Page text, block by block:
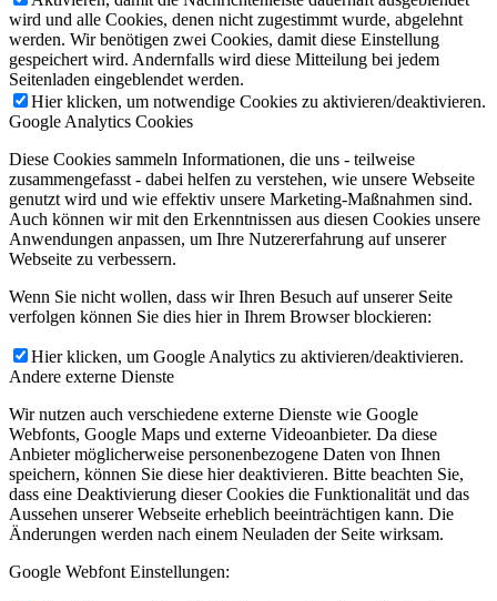
wird und alle Cookies, denen nicht zugestimmt wurde, abgelehnt
werden. Wir benötigen zwei Cookies, damit diese Einstellung
gespeichert wird. Andernfalls wird diese Mitteilung bei jedem
Seitenladen eingeblendet werden.
Hier klicken, um notwendige Cookies zu aktivieren/deaktivieren.
Google Analytics Cookies
Diese Cookies sammeln Informationen, die uns - teilweise
zusammengefasst - dabei helfen zu verstehen, wie unsere Webseite
genutzt wird und wie effektiv unsere Marketing-Maßnahmen sind.
Auch können wir mit den Erkenntnissen aus diesen Cookies unsere
Anwendungen anpassen, um Ihre Nutzererfahrung auf unserer
Webseite zu verbessern.
Wenn Sie nicht wollen, dass wir Ihren Besuch auf unserer Seite
verfolgen können Sie dies hier in Ihrem Browser blockieren:
Hier klicken, um Google Analytics zu aktivieren/deaktivieren.
Andere externe Dienste
Wir nutzen auch verschiedene externe Dienste wie Google
Webfonts, Google Maps und externe Videoanbieter. Da diese
Anbieter möglicherweise personenbezogene Daten von Ihnen
speichern, können Sie diese hier deaktivieren. Bitte beachten Sie,
dass eine Deaktivierung dieser Cookies die Funktionalität und das
Aussehen unserer Webseite erheblich beeinträchtigen kann. Die
Änderungen werden nach einem Neuladen der Seite wirksam.
Google Webfont Einstellungen: